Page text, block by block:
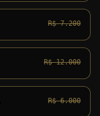
R$ 7.200
R$ 12.000
R$ 6.000